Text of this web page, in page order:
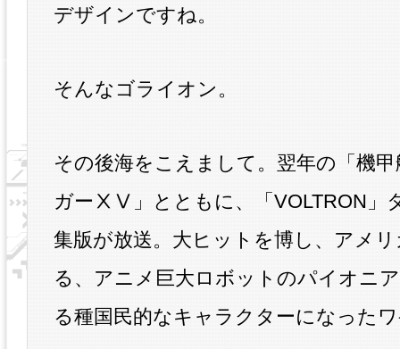
デザインですね。
そんなゴライオン。
その後海をこえまして。翌年の「機
ガーⅩⅤ」とともに、「VOLTRON」
集版が放送。大ヒットを博し、アメ
る、アニメ巨大ロボットのパイオニ
る種国民的なキャラクターになった